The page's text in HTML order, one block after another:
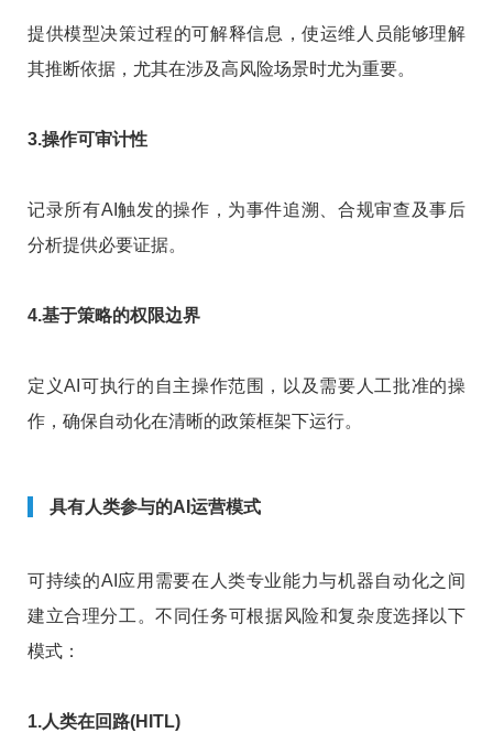
提供模型决策过程的可解释信息，使运维人员能够理解
其推断依据，尤其在涉及高风险场景时尤为重要。
3.操作可审计性
记录所有AI触发的操作，为事件追溯、合规审查及事后
分析提供必要证据。
4.基于策略的权限边界
定义AI可执行的自主操作范围，以及需要人工批准的操
作，确保自动化在清晰的政策框架下运行。
具有人类参与的AI运营模式
可持续的AI应用需要在人类专业能力与机器自动化之间
建立合理分工。不同任务可根据风险和复杂度选择以下
模式：
1.人类在回路(HITL)